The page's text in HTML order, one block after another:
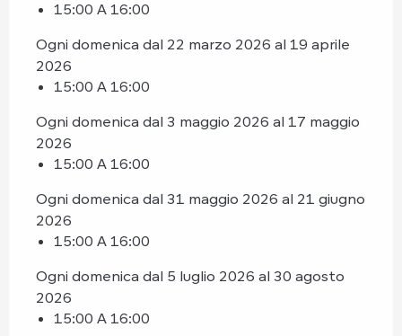
15:00 A 16:00
Ogni domenica dal 22 marzo 2026 al 19 aprile
2026
15:00 A 16:00
Ogni domenica dal 3 maggio 2026 al 17 maggio
2026
15:00 A 16:00
Ogni domenica dal 31 maggio 2026 al 21 giugno
2026
15:00 A 16:00
Ogni domenica dal 5 luglio 2026 al 30 agosto
2026
15:00 A 16:00